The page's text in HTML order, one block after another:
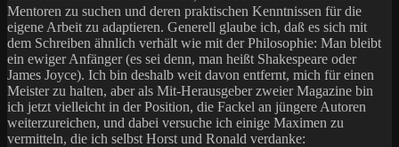
Mentoren zu suchen und deren praktischen Kenntnissen für die
eigene Arbeit zu adaptieren. Generell glaube ich, daß es sich mit
dem Schreiben ähnlich verhält wie mit der Philosophie: Man bleibt
ein ewiger Anfänger (es sei denn, man heißt Shakespeare oder
James Joyce). Ich bin deshalb weit davon entfernt, mich für einen
Meister zu halten, aber als Mit-Herausgeber zweier Magazine bin
ich jetzt vielleicht in der Position, die Fackel an jüngere Autoren
weiterzureichen, und dabei versuche ich einige Maximen zu
vermitteln, die ich selbst Horst und Ronald verdanke: